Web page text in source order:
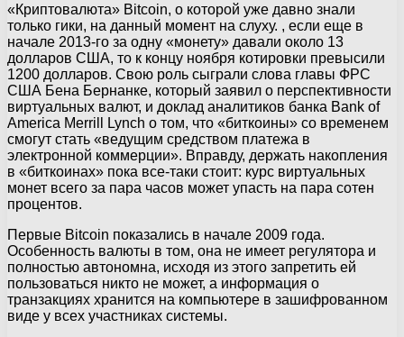
«Криптовалюта» Bitcoin, о которой уже давно знали
только гики, на данный момент на слуху. , если еще в
начале 2013-го за одну «монету» давали около 13
долларов США, то к концу ноября котировки превысили
1200 долларов. Свою роль сыграли слова главы ФРС
США Бена Бернанке, который заявил о перспективности
виртуальных валют, и доклад аналитиков банка Bank of
America Merrill Lynch о том, что «биткоины» со временем
смогут стать «ведущим средством платежа в
электронной коммерции». Вправду, держать накопления
в «биткоинах» пока все-таки стоит: курс виртуальных
монет всего за пара часов может упасть на пара сотен
процентов.
Первые Bitcoin показались в начале 2009 года.
Особенность валюты в том, она не имеет регулятора и
полностью автономна, исходя из этого запретить ей
пользоваться никто не может, а информация о
транзакциях хранится на компьютере в зашифрованном
виде у всех участниках системы.